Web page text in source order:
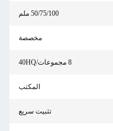
50/75/100 ملم
مخصصة
8 مجموعات/40HQ
المكتب
تثبيت سريع